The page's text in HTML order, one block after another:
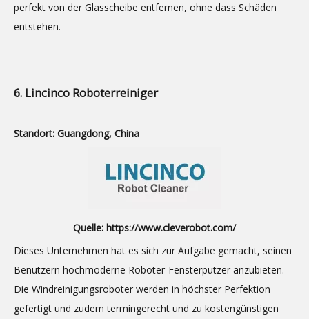
perfekt von der Glasscheibe entfernen, ohne dass Schäden
entstehen.
6. Lincinco Roboterreiniger
Standort: Guangdong, China
Quelle: https://www.cleverobot.com/
Dieses Unternehmen hat es sich zur Aufgabe gemacht, seinen
Benutzern hochmoderne Roboter-Fensterputzer anzubieten.
Die Windreinigungsroboter werden in höchster Perfektion
gefertigt und zudem termingerecht und zu kostengünstigen